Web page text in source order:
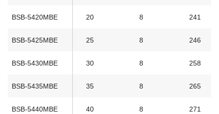
BSB-5420MBE 20 8 241
BSB-5425MBE 25 8 246
BSB-5430MBE 30 8 258
BSB-5435MBE 35 8 265
BSB-5440MBE 40 8 271